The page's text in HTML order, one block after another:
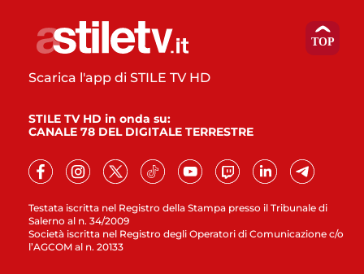
Testata iscritta nel Registro della Stampa presso il Tribunale di
Salerno al n. 34/2009
Società iscritta nel Registro degli Operatori di Comunicazione c/o
l’AGCOM al n. 20133
Scarica l'app di STILE TV HD
STILE TV HD in onda su:
CANALE 78 DEL DIGITALE TERRESTRE